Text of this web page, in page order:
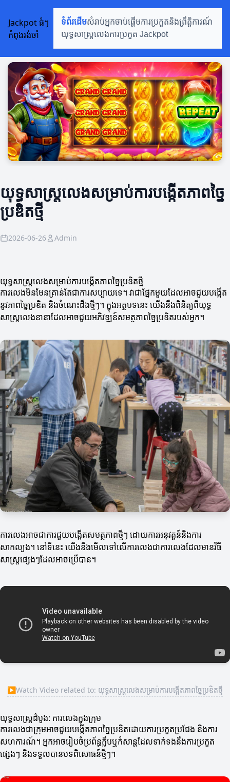
Jackpot ធំៗ
កំពុងរង់ចាំ
ទំព័រដើមសំរាប់អ្នកចាប់ផ្តើមការប្រកួតនិងព្រឹត្តិការណ៍
យុទ្ធសាស្ត្រលេងការប្រកួត Jackpot
យុទ្ធសាស្ត្រលេងសម្រាប់ការបង្កើតភាពច្នៃ
ប្រឌិតថ្មី
2026-06-26 Admin
យុទ្ធសាស្ត្រលេងសម្រាប់ការបង្កើតភាពច្នៃប្រឌិតថ្មី
ការលេងមិនមែនគ្រាន់តែជាការសប្បាយទេ។ វាជាផ្នែកមួយដែលអាចជួយបង្កើត
នូវភាពច្នៃប្រឌិត និងចំណេះដឹងថ្មីៗ។ ក្នុងអត្ថបទនេះ យើងនឹងពិនិត្យពីយុទ្ធ
សាស្ត្រលេងនានាដែលអាចជួយអភិវឌ្ឍន៍សមត្ថភាពច្នៃប្រឌិតរបស់អ្នក។
ការលេងអាចជាការជួយបង្កើតសមត្ថភាពថ្មីៗ ដោយការអនុវត្តន៍និងការ
សាកល្បង។ នៅទីនេះ យើងនឹងមើលទៅលើការលេងជាការលេងដែលមានវិធី
សាស្ត្រផ្សេងៗដែលអាចប្រើបាន។
▶Watch Video related to: យុទ្ធសាស្ត្រលេងសម្រាប់ការបង្កើតភាពច្នៃប្រឌិតថ្មី
យុទ្ធសាស្ត្រដំបូង: ការលេងក្នុងក្រុម
ការលេងជាក្រុមអាចជួយបង្កើតភាពច្នៃប្រឌិតដោយការប្រកួតប្រជែង និងការ
សហការណ៍។ អ្នកអាចរៀបចំប្រព័ន្ធក្លឹបឬកំសាន្តដែលទាក់ទងនឹងការប្រកួត
ផ្សេងៗ និងទទួលបានបទពិសោធន៍ថ្មីៗ។